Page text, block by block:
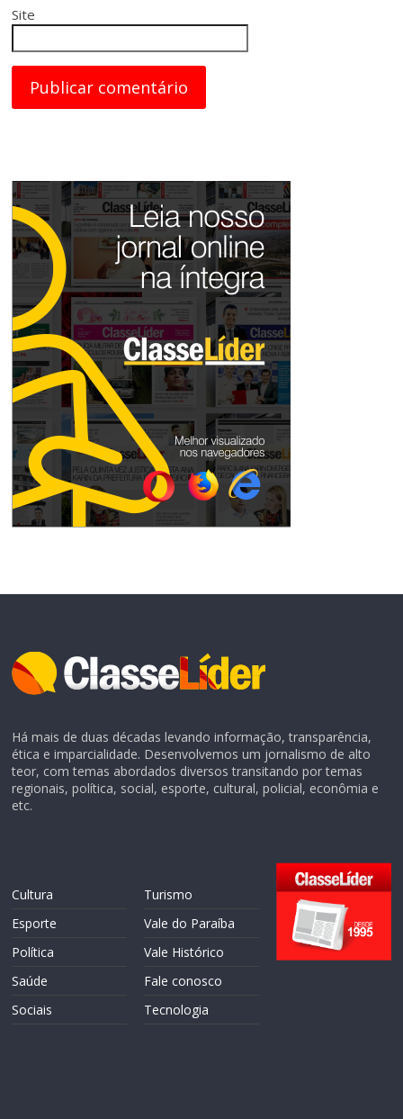
Site
Há mais de duas décadas levando informação, transparência,
ética e imparcialidade. Desenvolvemos um jornalismo de alto
teor, com temas abordados diversos transitando por temas
regionais, política, social, esporte, cultural, policial, econômia e
etc.
Cultura
Esporte
Política
Saúde
Sociais
Turismo
Vale do Paraíba
Vale Histórico
Fale conosco
Tecnologia